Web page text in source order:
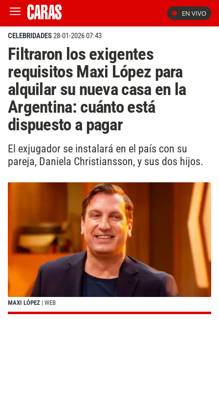
EN VIVO
CELEBRIDADES28-01-2026 07:43
Filtraron los exigentes
requisitos Maxi López para
alquilar su nueva casa en la
Argentina: cuánto está
dispuesto a pagar
El exjugador se instalará en el país con su
pareja, Daniela Christiansson, y sus dos hijos.
MAXI LÓPEZ | WEB